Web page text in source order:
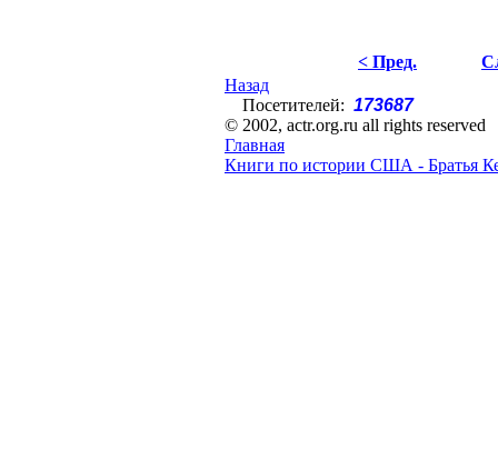
< Пред.
Назад
Посетителей: 173687
© 2002, actr.org.ru all rights reserved
Главная
Книги по истории США - Братья